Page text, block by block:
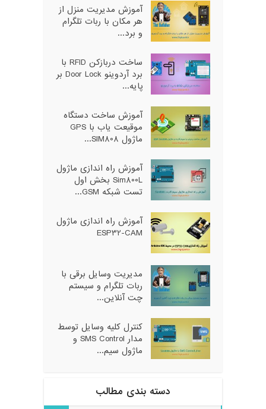
آموزش مدیریت منزل از
هر مکان با ربات تلگرام
و برد...
ساخت دربازکن RFID با
برد آردوینو Door Lock بر
پایه...
آموزش ساخت دستگاه
موقیعت یاب با GPS
ماژول SIM808...
آموزش راه اندازی ماژول
Sim800L بخش اول
تست شبکه GSM...
آموزش راه اندازی ماژول
ESP32-CAM
مدیریت وسایل برقی با
ربات تلگرام و سیستم
چت آنلاین...
کنترل کلیه وسایل توسط
مدار SMS Control و
ماژول سیم...
دسته بندی مطالب